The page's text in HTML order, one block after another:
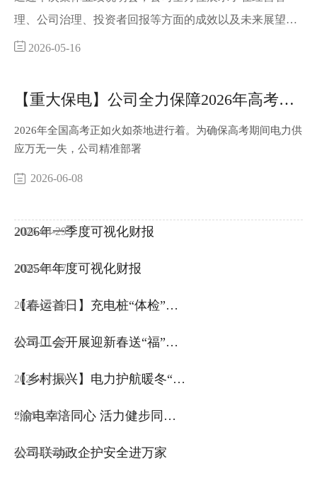
会
理、公司治理、投资者回报等方面的成效以及未来展望，
增进了投资者对公司的了解与认同，提升了公司投资者关
2026-05-16
【重大保电】公司全力保障2026年高考用
2026年全国高考正如火如荼地进行着。为确保高考期间电力供
应万无一失，公司精准部署
2026-06-08
2026年一季度可视化财报
2026-04-29
2025年年度可视化财报
2026-04-17
【春运首日】充电桩“体检”护
2026-02-03
公司工会开展迎新春送“福”活
2026-01-27
【乡村振兴】电力护航暖冬“菜
2026-01-10
“渝电幸涪同心 活力健步同行”
2025-12-02
公司联动政企护安全进万家
2025-11-06